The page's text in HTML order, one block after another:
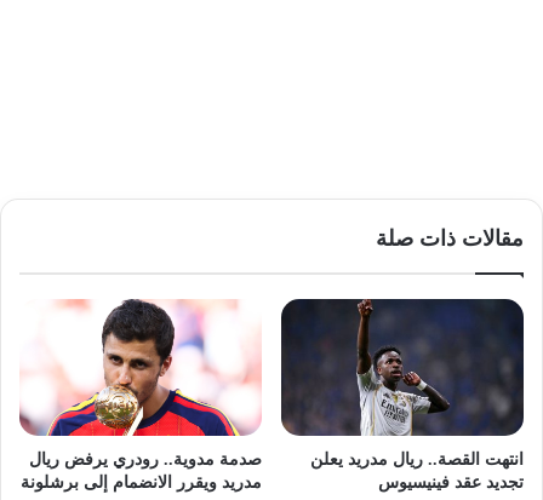
مقالات ذات صلة
انتهت القصة.. ريال مدريد يعلن
تجديد عقد فينيسيوس
صدمة مدوية.. رودري يرفض ريال
مدريد ويقرر الانضمام إلى برشلونة